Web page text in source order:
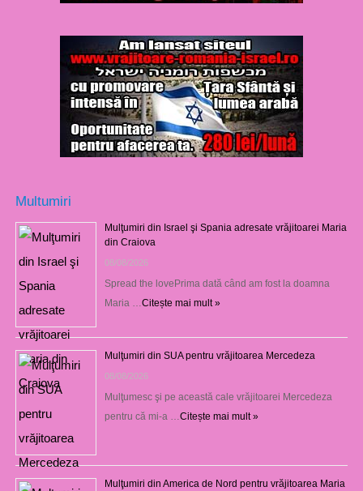
Multumiri
Mulţumiri din Israel şi Spania adresate vrăjitoarei Maria
din Craiova
08/08/2026
Spread the lovePrima dată când am fost la doamna
Maria …Citește mai mult »
Mulţumiri din SUA pentru vrăjitoarea Mercedeza
08/08/2026
Mulţumesc şi pe această cale vrăjitoarei Mercedeza
pentru că mi-a …Citește mai mult »
Mulţumiri din America de Nord pentru vrăjitoarea Maria